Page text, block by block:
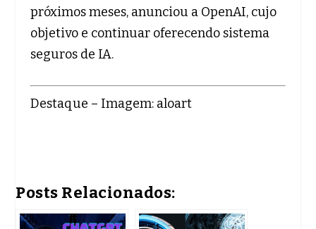
próximos meses, anunciou a OpenAI, cujo
objetivo e continuar oferecendo sistema
seguros de IA.
Destaque – Imagem: aloart
Posts Relacionados: